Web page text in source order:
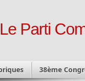
Parti
38ème